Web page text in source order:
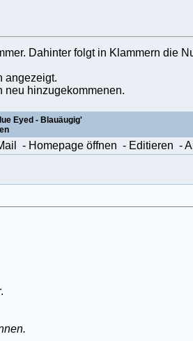
Dahinter folgt in Klammern die
angezeigt.
neu hinzugekommenen.
Eyed - Blauäugig'
- Homepage öffnen - Editieren -